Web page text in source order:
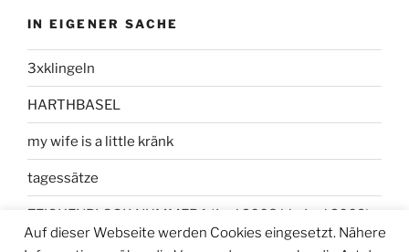
IN EIGENER SACHE
3xklingeln
HARTHBASEL
my wife is a little kränk
tagessätze
ZEICHENBLOCK NUMMER 1 (Juni 2008 bis Juni 2009)
Auf dieser Webseite werden Cookies eingesetzt. Nähere